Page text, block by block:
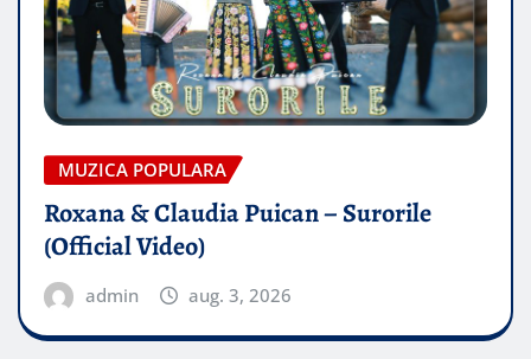
MUZICA POPULARA
Roxana & Claudia Puican – Surorile
(Official Video)
admin aug. 3, 2026